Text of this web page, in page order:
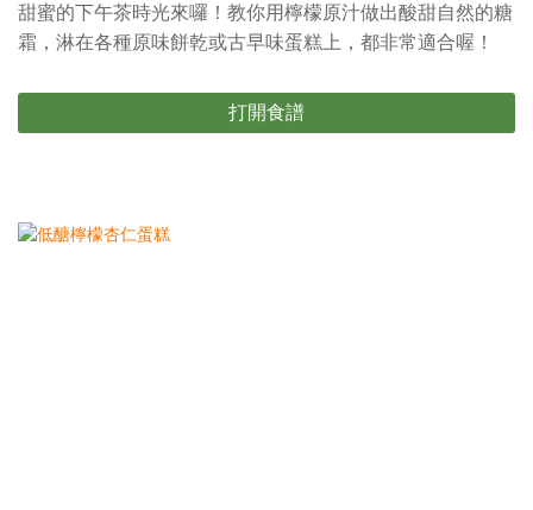
甜蜜的下午茶時光來囉！教你用檸檬原汁做出酸甜自然的糖
霜，淋在各種原味餅乾或古早味蛋糕上，都非常適合喔！
打開食譜